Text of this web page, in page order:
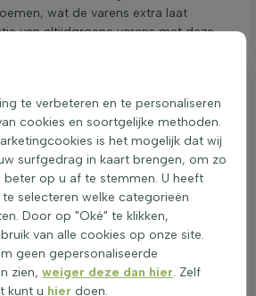
wat de varens extra laat
van altijdgroene varens met deze
zijn, bieden structuur en
als andere planten hun bladeren
het hele jaar door interessant en
standplaats voor
ook wel wintergroene varens of
gedijen het beste in
kan de bladeren beschadigen,
de groei kan belemmeren. Beschutting
omdat varens gevoelig zijn
of strategische plaatsing
te verbeteren en te personaliseren
cookies en soortgelijke methoden.
is het mogelijk dat wij
surfgedrag in kaart brengen, om zo
op u af te stemmen. U heeft
selecteren welke categorieën
Door op "Oké" te klikken,
van alle cookies op onze site.
geen gepersonaliseerde
zien,weiger deze dan hier. Zelf
kunt u hier doen.